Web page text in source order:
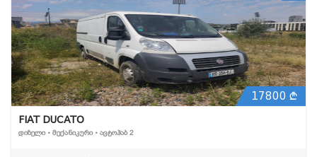
17800
FIAT DUCATO
ᲓᲘᲖᲔᲚᲘ • ᲛᲔᲥᲐᲜᲘᲙᲣᲠᲘ • ᲐᲕᲢᲝᲰᲐᲑ 2